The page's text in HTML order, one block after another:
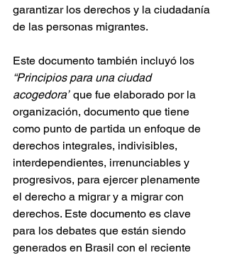
garantizar los derechos y la ciudadanía
de las personas migrantes.
Este documento también incluyó los
“Principios para una ciudad
acogedora” que fue elaborado por la
organización, documento que tiene
como punto de partida un enfoque de
derechos integrales, indivisibles,
interdependientes, irrenunciables y
progresivos, para ejercer plenamente
el derecho a migrar y a migrar con
derechos. Este documento es clave
para los debates que están siendo
generados en Brasil con el reciente